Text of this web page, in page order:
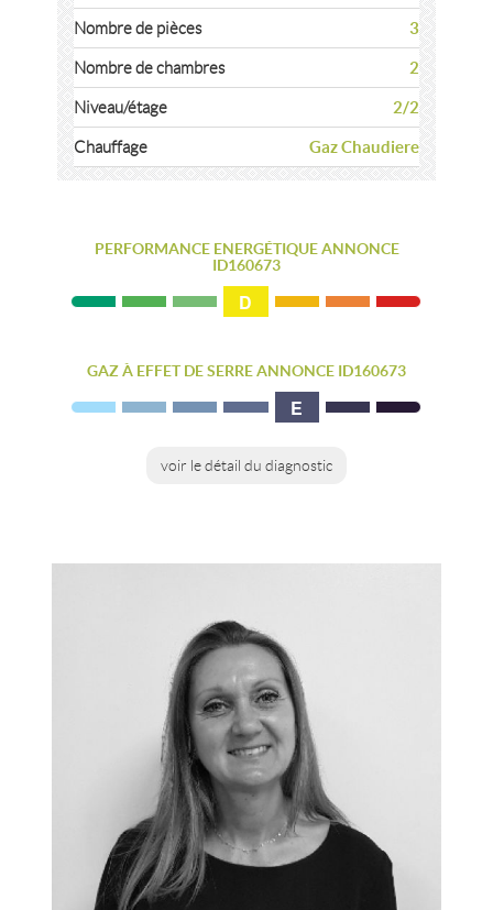
Nombre de pièces 3
Nombre de chambres 2
Niveau/étage 2/2
Chauffage Gaz Chaudiere
PERFORMANCE ENERGÉTIQUE ANNONCE
ID160673
D
GAZ À EFFET DE SERRE ANNONCE ID160673
E
voir le détail du diagnostic